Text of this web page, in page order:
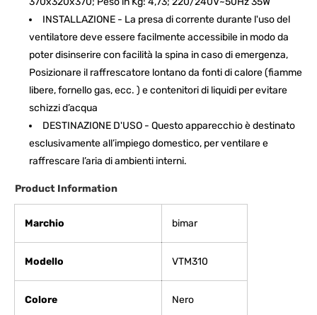
INSTALLAZIONE - La presa di corrente durante l'uso del
ventilatore deve essere facilmente accessibile in modo da
poter disinserire con facilità la spina in caso di emergenza,
Posizionare il raffrescatore lontano da fonti di calore (fiamme
libere, fornello gas, ecc. ) e contenitori di liquidi per evitare
schizzi d’acqua
DESTINAZIONE D'USO - Questo apparecchio è destinato
esclusivamente all’impiego domestico, per ventilare e
raffrescare l’aria di ambienti interni.
Product Information
Marchio ‎bimar
Modello ‎VTM310
Colore ‎Nero